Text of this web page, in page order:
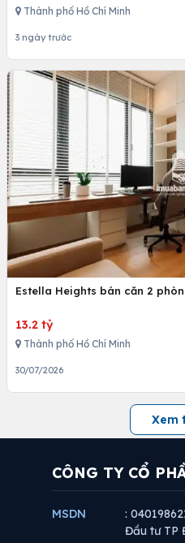
Thành phố Hồ Chí Minh
3 ngày trước
Estella Heights bán căn 2
13.2 tỷ
Thành phố Hồ Chí Minh
30/07/2026
Xem
CÔNG TY CỔ
MSDN
:
Đầu tư TP